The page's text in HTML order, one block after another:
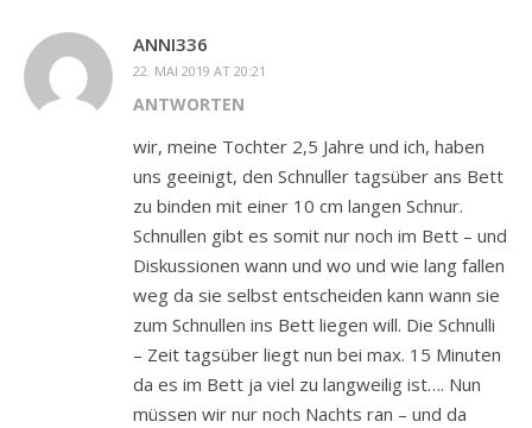
ANNI336
22. MAI 2019 AT 20:21
ANTWORTEN
wir, meine Tochter 2,5 Jahre und ich, haben
uns geeinigt, den Schnuller tagsüber ans Bett
zu binden mit einer 10 cm langen Schnur.
Schnullen gibt es somit nur noch im Bett – und
Diskussionen wann und wo und wie lang fallen
weg da sie selbst entscheiden kann wann sie
zum Schnullen ins Bett liegen will. Die Schnulli
– Zeit tagsüber liegt nun bei max. 15 Minuten
da es im Bett ja viel zu langweilig ist…. Nun
müssen wir nur noch Nachts ran – und da